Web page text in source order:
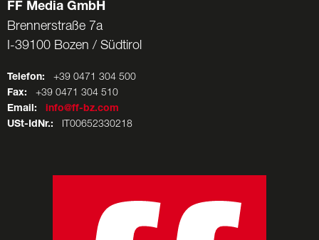
FF Media GmbH
Brennerstraße 7a
I-39100 Bozen / Südtirol
Telefon: +39 0471 304 500
Fax: +39 0471 304 510
Email:
info@ff-bz.com
USt-IdNr.: IT00652330218